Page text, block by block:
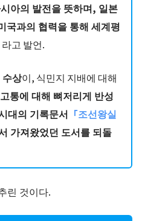
아의 발전을 뜻하며, 일본
국과의 협력을 통해 세계평
라고 발언.
수상이, 식민지 지배에 대해
통에 대해 뼈저리게 반성
대의 기록문서 「조선왕실
가져왔었던 도서를 되돌
린 것이다.